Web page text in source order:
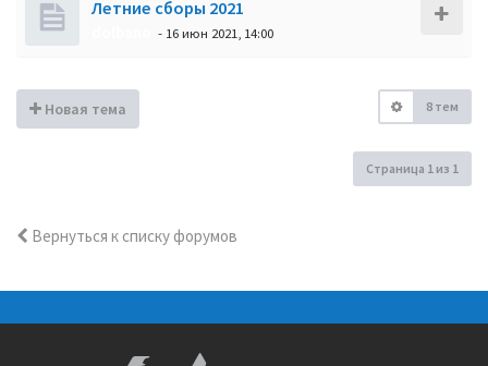
Летние сборы 2021
- 16 июн 2021, 14:00
Новая тема 8 тем
Страница 1из 1
Вернуться к списку форумов